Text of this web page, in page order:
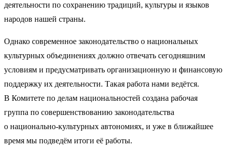
деятельности по сохранению традиций, культуры и языков
народов нашей страны.
Однако современное законодательство о национальных
культурных объединениях должно отвечать сегодняшним
условиям и предусматривать организационную и финансовую
поддержку их деятельности. Такая работа нами ведётся.
В Комитете по делам национальностей создана рабочая
группа по совершенствованию законодательства
о национально-культурных автономиях, и уже в ближайшее
время мы подведём итоги её работы.